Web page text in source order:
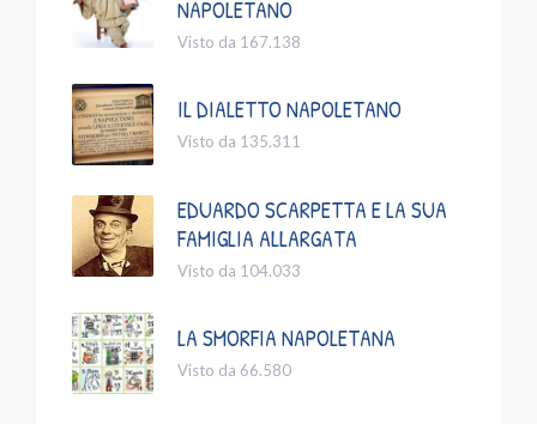
NAPOLETANO
Visto da 167.138
IL DIALETTO NAPOLETANO
Visto da 135.311
EDUARDO SCARPETTA E LA SUA
FAMIGLIA ALLARGATA
Visto da 104.033
LA SMORFIA NAPOLETANA
Visto da 66.580